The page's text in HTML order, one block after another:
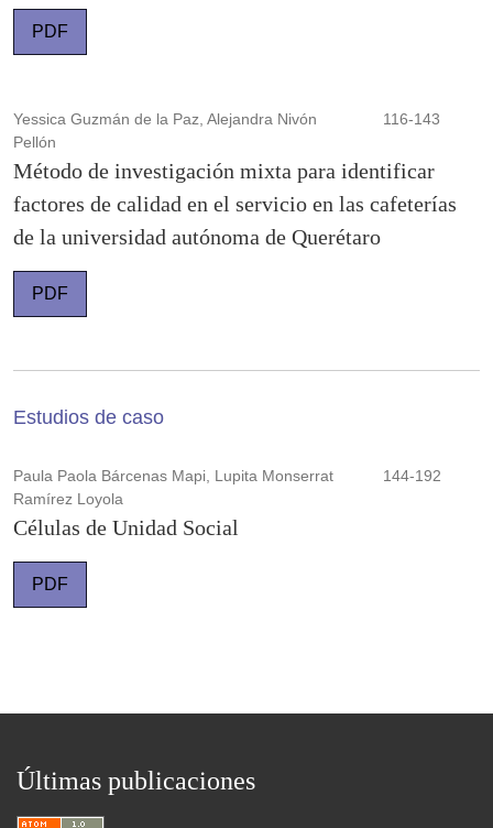
PDF
Yessica Guzmán de la Paz, Alejandra Nivón
Pellón
116-143
Método de investigación mixta para identificar
factores de calidad en el servicio en las cafeterías
de la universidad autónoma de Querétaro
PDF
Estudios de caso
Paula Paola Bárcenas Mapi, Lupita Monserrat
Ramírez Loyola
144-192
Células de Unidad Social
PDF
Últimas publicaciones